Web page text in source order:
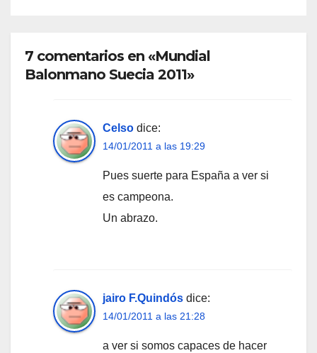
7 comentarios en «Mundial
Balonmano Suecia 2011»
Celso dice:
14/01/2011 a las 19:29
Pues suerte para España a ver si
es campeona.
Un abrazo.
jairo F.Quindós dice:
14/01/2011 a las 21:28
a ver si somos capaces de hacer